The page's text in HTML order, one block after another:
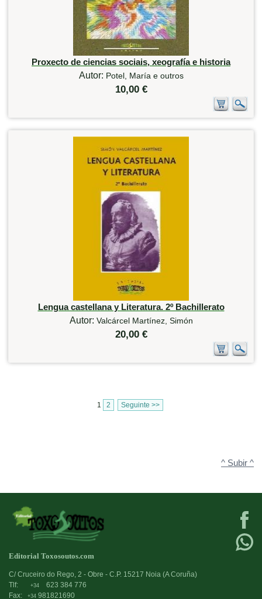
Proxecto de ciencias sociais, xeografía e historia
Autor: Potel, María e outros
10,00 €
Lengua castellana y Literatura. 2º Bachillerato
Autor: Valcárcel Martínez, Simón
20,00 €
1 2 Seguinte >>
^ Subir ^
Editorial Toxosoutos.com
C/ Cruceiro do Rego, 2 - Obre - C.P. 15217 Noia (A Coruña)
Tlf:
+34
623 384 776
Fax:
+34 981821690